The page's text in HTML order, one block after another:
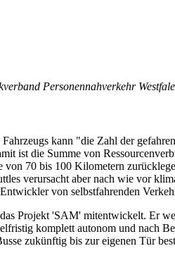
Personennahverkehr
kann "die Zahl der
ist die Summe von
70 bis 100 Kilometern
verursacht aber nach wie vor
von selbstfahrenden
Projekt 'SAM' mitentwickelt. Er
komplett autonom und nach
zukünftig bis zur eigenen Tür